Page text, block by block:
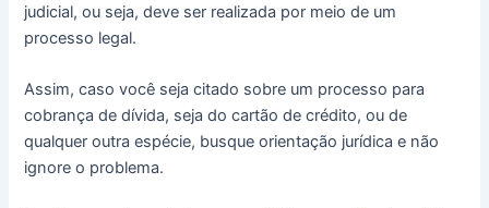
judicial, ou seja, deve ser realizada por meio de um
processo legal.
Assim, caso você seja citado sobre um processo para
cobrança de dívida, seja do cartão de crédito, ou de
qualquer outra espécie, busque orientação jurídica e não
ignore o problema.